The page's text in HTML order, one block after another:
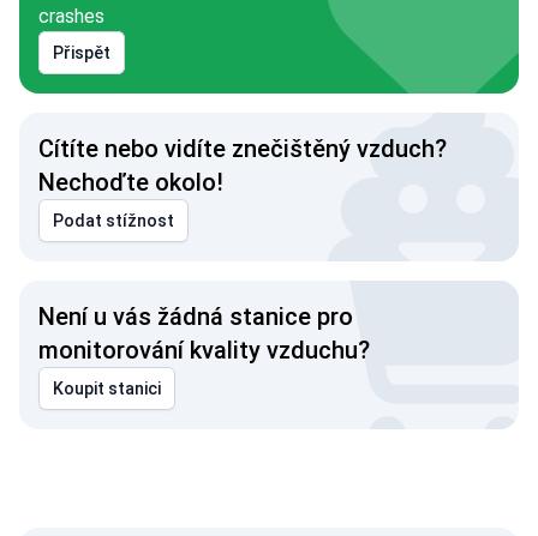
crashes
Přispět
Cítíte nebo vidíte znečištěný vzduch?
Nechoďte okolo!
Podat stížnost
Není u vás žádná stanice pro
monitorování kvality vzduchu?
Koupit stanici